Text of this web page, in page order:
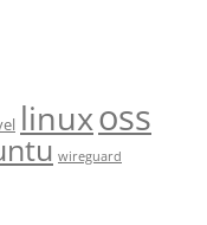
linuxoss
wireguard